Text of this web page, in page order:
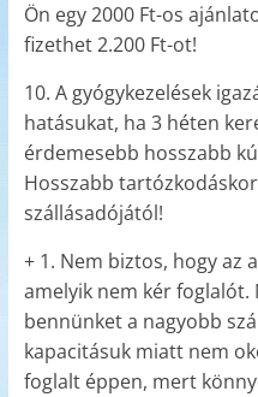
Ön egy 2000 Ft-os
fizethet 2.200 Ft-ot!
10. A gyógykezelések
hatásukat, ha 3 héten
érdemesebb hosszabb
Hosszabb
szállásadójától!
+ 1. Nem biztos, hogy az
amelyik nem kér foglalót.
bennünket a nagyobb
kapacitásuk miatt nem
foglalt éppen, mert